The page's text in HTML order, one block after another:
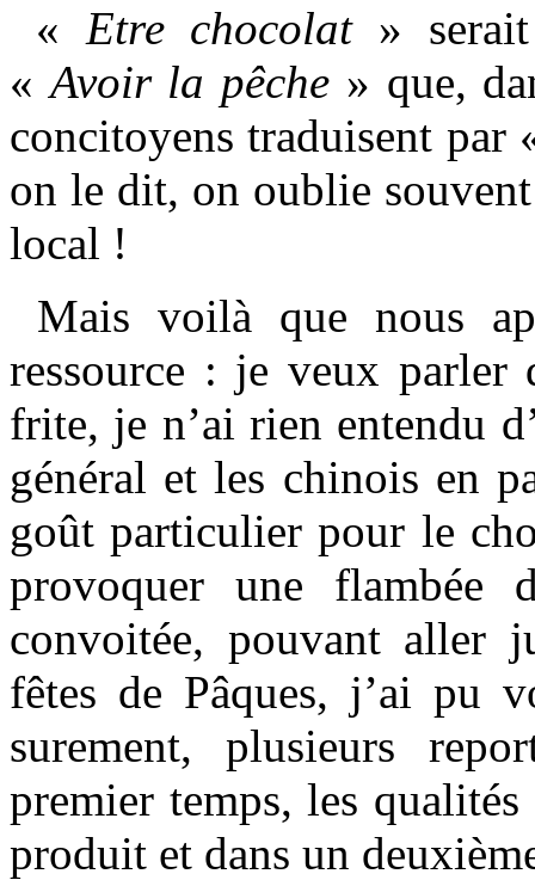
« Etre chocolat» serait
«Avoir la pêche » que,
concitoyens traduisent par
on le dit, on oublie
local !
Mais voilà que nous
ressource : je veux parler
frite, je n’ai rien entendu
général et les chinois en
goût particulier pour le
provoquer une flambée
convoitée, pouvant aller
fêtes de Pâques, j’ai pu
surement, plusieurs
premier temps, les
produit et dans un